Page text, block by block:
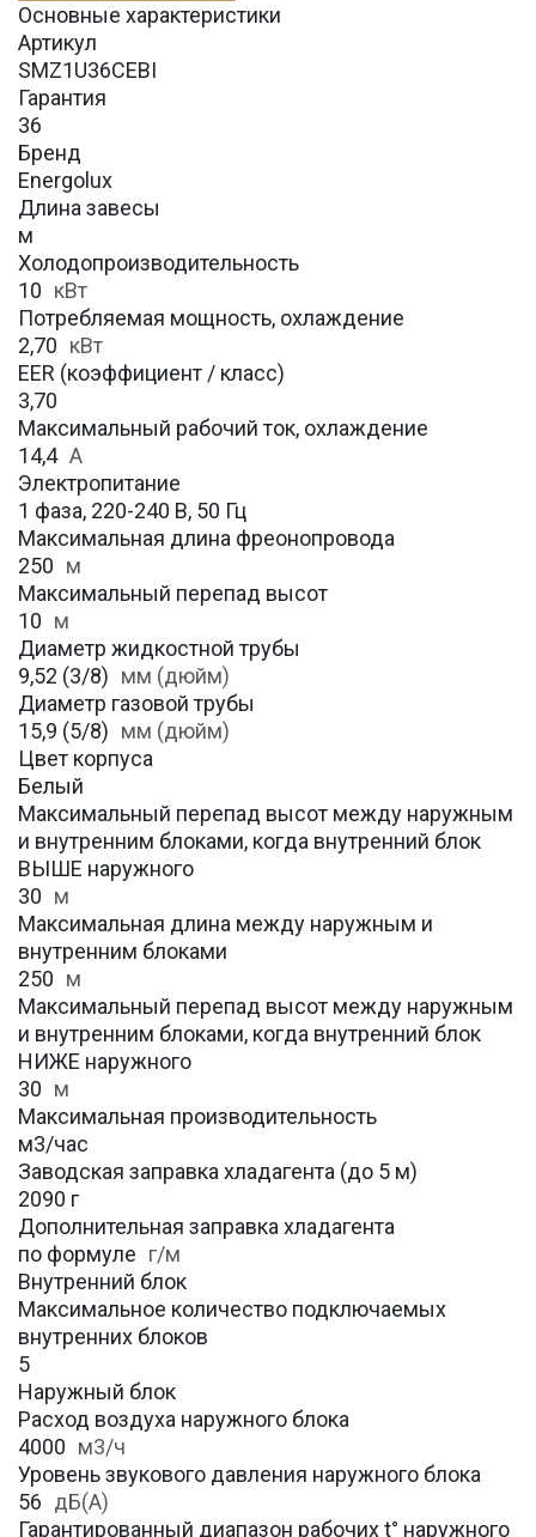
Основные характеристики
Артикул
SMZ1U36CEBI
Гарантия
36
Бренд
Energolux
Длина завесы
м
Холодопроизводительность
10 кВт
Потребляемая мощность, охлаждение
2,70 кВт
EER (коэффициент / класс)
3,70
Максимальный рабочий ток, охлаждение
14,4 A
Электропитание
1 фаза, 220-240 В, 50 Гц
Максимальная длина фреонопровода
250 м
Максимальный перепад высот
10 м
Диаметр жидкостной трубы
9,52 (3/8) мм (дюйм)
Диаметр газовой трубы
15,9 (5/8) мм (дюйм)
Цвет корпуса
Белый
Максимальный перепад высот между наружным
и внутренним блоками, когда внутренний блок
ВЫШЕ наружного
30 м
Максимальная длина между наружным и
внутренним блоками
250 м
Максимальный перепад высот между наружным
и внутренним блоками, когда внутренний блок
НИЖЕ наружного
30 м
Максимальная производительность
м3/час
Заводская заправка хладагента (до 5 м)
2090 г
Дополнительная заправка хладагента
по формуле г/м
Внутренний блок
Максимальное количество подключаемых
внутренних блоков
5
Наружный блок
Расход воздуха наружного блока
4000 м3/ч
Уровень звукового давления наружного блока
56 дБ(А)
Гарантированный диапазон рабочих t° наружного